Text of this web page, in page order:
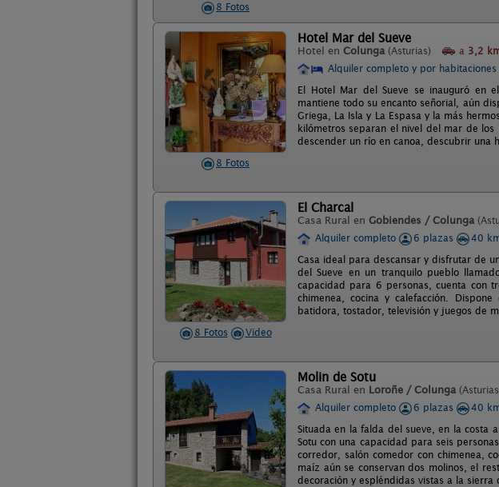
8 Fotos
8 Fotos
Hotel Mar del Sueve
Hotel en Colunga (Asturias) a 3,2
Alquiler completo y por habitaciones
El Hotel Mar del Sueve se inauguró en
mantiene todo su encanto señorial, aún
Griega, La Isla y La Espasa y la más
kilómetros separan el nivel del mar de los
descender un río en canoa, descubrir una
8 Fotos Video
El Charcal
Casa Rural en Gobiendes / Colunga
Alquiler completo
6 plazas
40
Casa ideal para descansar y disfrutar de
del Sueve en un tranquilo pueblo
capacidad para 6 personas, cuenta con
chimenea, cocina y calefacción.
batidora, tostador, televisión y juegos de
Molin de Sotu
Casa Rural en Loroñe / Colunga
Alquiler completo
6 plazas
40
Situada en la falda del sueve, en la costa
Sotu con una capacidad para seis
corredor, salón comedor con chimenea,
maíz aún se conservan dos molinos, el
decoración y espléndidas vistas a la